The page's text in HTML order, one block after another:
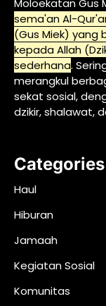
Moloekatan Gus
sema'an Al-
(Gus Miek) yang
kepada Allah
sederhana.
merangkul
sekat sosial,
dzikir, shalawat,
Categories
Haul
Hiburan
Jamaah
Kegiatan Sosial
Komunitas